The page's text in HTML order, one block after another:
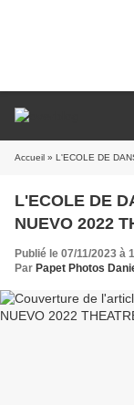
Accueil » L'ECOLE DE DANSE
L'ECOLE DE
Publié le 07/11/2023 à
Par Papet Photos